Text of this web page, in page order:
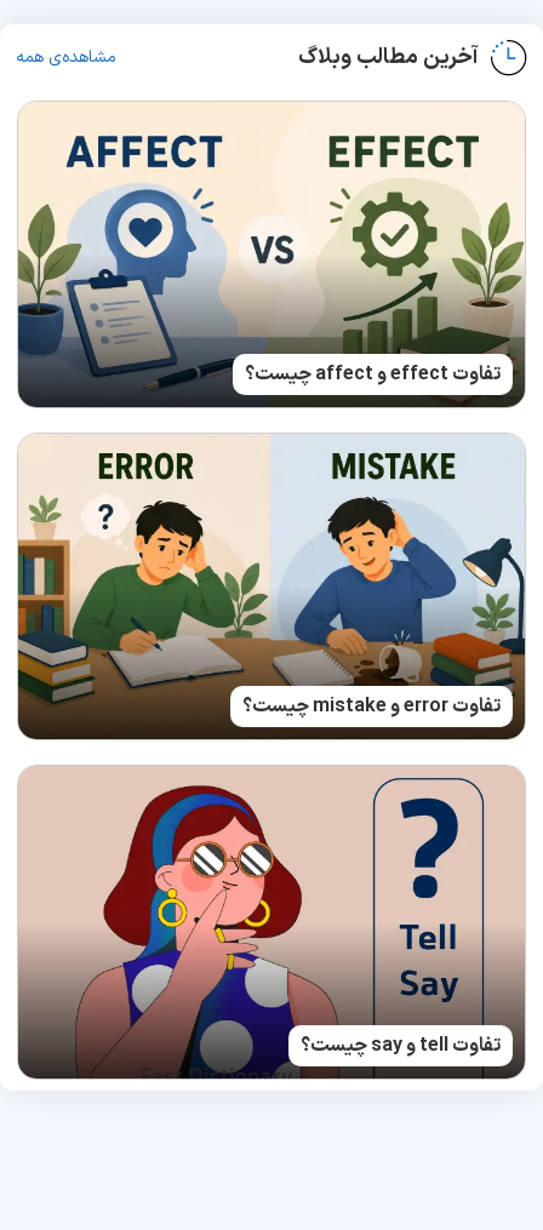
آخرین مطالب وبلاگ مشاهده‌ی همه
تفاوت effect و affect چیست؟
تفاوت error و mistake چیست؟
تفاوت tell و say چیست؟